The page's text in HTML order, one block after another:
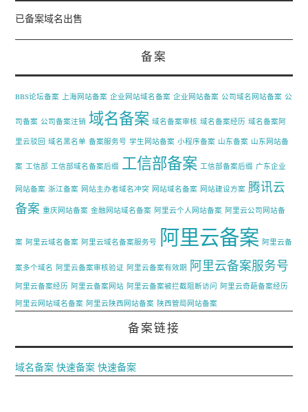
已备案域名出售
备案
BBS论坛备案 上海网站备案 企业网站域名备案 企业网站备案 公司域名网站备案 公
司备案 公司备案注销 域名备案 域名备案审核 域名备案经历 域名备案阿
里云驳回 域名黑名单 备案服务号 学生网站备案 小程序备案 山东备案 山东网站备
案 工信部 工信部域名备案后缀 工信部备案 工信部备案后缀 广东企业
网站备案 浙江备案 网站主办者域名冲突 网站域名备案 网站建设方案 腾讯云
备案 重庆网站备案 金融网站域名备案 阿里云个人网站备案 阿里云公司网站备
案 阿里云域名备案 阿里云域名备案服务号 阿里云备案 阿里云备
案多个域名 阿里云备案审核验证 阿里云备案有效期 阿里云备案服务号
阿里云备案经历 阿里云备案网站 阿里云备案被拦截阻断访问 阿里云奇葩备案经历
阿里云网站域名备案 阿里云陕西网站备案 陕西管局网站备案
备案链接
域名备案 快速备案 快速备案